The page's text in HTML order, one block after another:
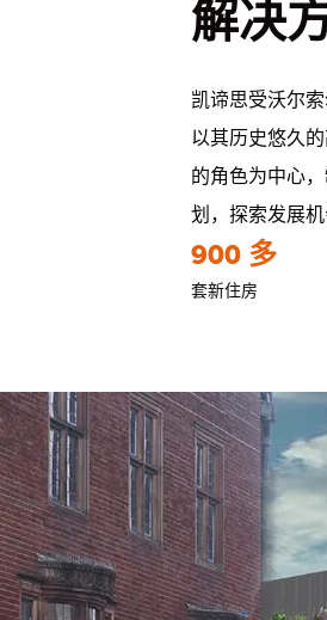
解决
凯谛思受沃尔
以其历史悠久
的角色为中心
划，探索发展机
900 多
套新住房